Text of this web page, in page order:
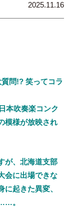
2025.11.16
問!? 笑ってコラ
本吹奏楽コンク
模様が放映され
が、北海道支部
会に出場できな
起きた異変、
。